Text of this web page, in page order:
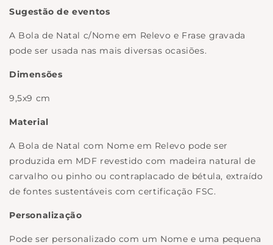
Sugestão de eventos
A Bola de Natal c/Nome em Relevo e Frase gravada
pode ser usada nas mais diversas ocasiões.
Dimensões
9,5x9 cm
Material
A Bola de Natal com Nome em Relevo pode ser
produzida em MDF revestido com madeira natural de
carvalho ou pinho ou contraplacado de bétula, extraído
de fontes sustentáveis com certificação FSC.
Personalização
Pode ser personalizado com um Nome e uma pequena